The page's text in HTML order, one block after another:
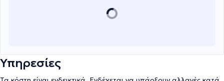
Υπηρεσίες